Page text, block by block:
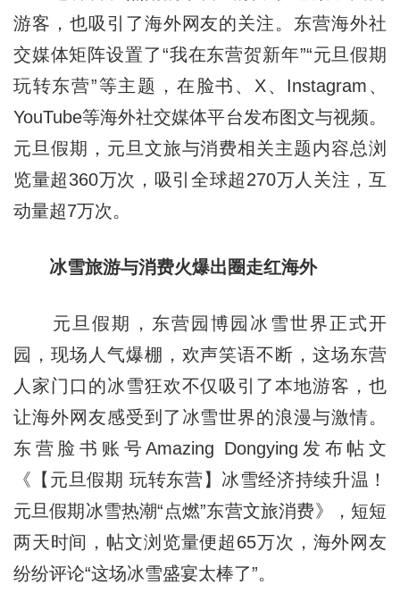
游客，也吸引了海外网友的关注。东营海外社
交媒体矩阵设置了“我在东营贺新年”“元旦假期
玩转东营”等主题，在脸书、X、Instagram、
YouTube等海外社交媒体平台发布图文与视频。
元旦假期，元旦文旅与消费相关主题内容总浏
览量超360万次，吸引全球超270万人关注，互
动量超7万次。
冰雪旅游与消费火爆出圈走红海外
元旦假期，东营园博园冰雪世界正式开
园，现场人气爆棚，欢声笑语不断，这场东营
人家门口的冰雪狂欢不仅吸引了本地游客，也
让海外网友感受到了冰雪世界的浪漫与激情。
东营脸书账号Amazing Dongying发布帖文
《【元旦假期 玩转东营】冰雪经济持续升温！
元旦假期冰雪热潮“点燃”东营文旅消费》，短短
两天时间，帖文浏览量便超65万次，海外网友
纷纷评论“这场冰雪盛宴太棒了”。